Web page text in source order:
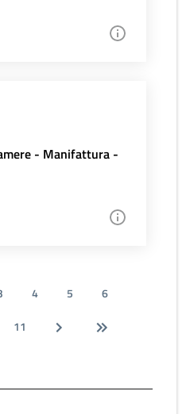
- Manifattura -
4 5
6
11